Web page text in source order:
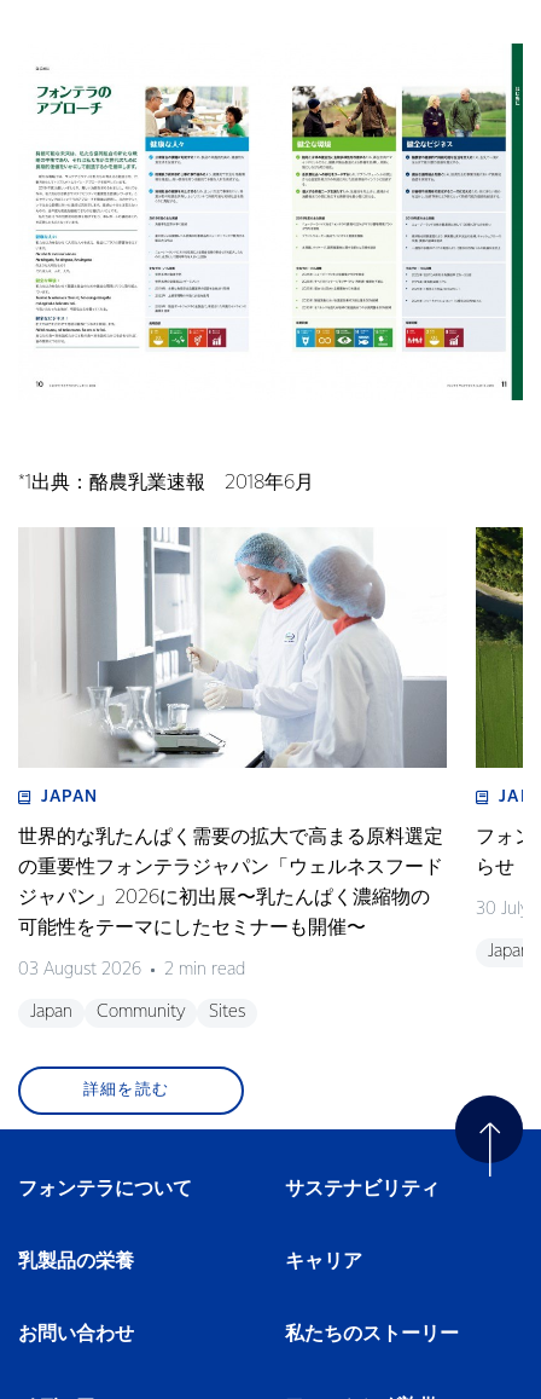
*1出典：酪農乳業速報 2018年6月
JAPAN
世界的な乳たんぱく需要の拡大で高まる原料選定
の重要性フォンテラジャパン「ウェルネスフード
ジャパン」2026に初出展〜乳たんぱく濃縮物の
可能性をテーマにしたセミナーも開催〜
03 August 2026 2 min read
Japan Community Sites
フォン
らせ
30 July
Japan
詳細を読む
フォンテラについて サステナビリティ
乳製品の栄養 キャリア
お問い合わせ 私たちのストーリー